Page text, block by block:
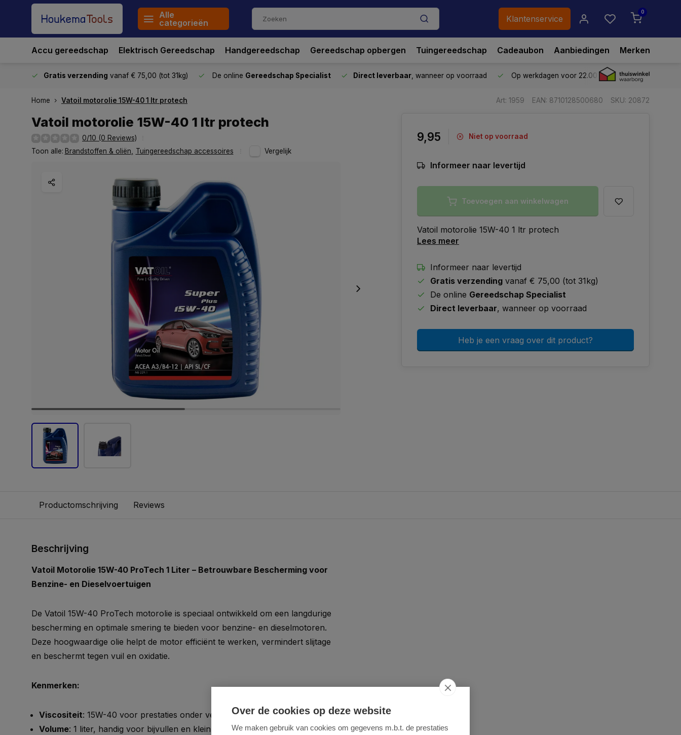
Alle
categorieën
Klantenservice
0
Accu gereedschap Elektrisch Gereedschap Handgereedschap Gereedschap opbergen Tuingereedschap Cadeaubon Aanbiedingen Merken
Gratis verzending vanaf € 75,00 (tot 31kg) De online Gereedschap Specialist Direct leverbaar , wanneer op voorraad Op werkdagen voor 22.00 uur besteld,vandaag
Home Vatoil motorolie 15W-40 1 ltr protech Art: 1959 EAN: 8710128500680 SKU: 20872
Vatoil motorolie 15W-40 1 ltr protech
0/10 (0 Reviews)
Toon alle: Brandstoffen & oliën Tuingereedschap accessoires Vergelijk
9,95 Niet op voorraad
Informeer naar levertijd
Toevoegen aan winkelwagen
Vatoil motorolie 15W-40 1 ltr protech
Lees meer
Informeer naar levertijd
Gratis verzending vanaf € 75,00 (tot 31kg)
De online Gereedschap Specialist
Direct leverbaar, wanneer op voorraad
Heb je een vraag over dit product?
Productomschrijving Reviews
Beschrijving
Vatoil Motorolie 15W-40 ProTech 1 Liter – Betrouwbare Bescherming voor
Benzine- en Dieselvoertuigen
De Vatoil 15W-40 ProTech motorolie is speciaal ontwikkeld om een langdurige
bescherming en optimale smering te bieden voor benzine- en dieselmotoren.
Deze hoogwaardige olie helpt de motor efficiënt te werken, vermindert slijtage
en beschermt tegen vuil en oxidatie.
Kenmerken:
Viscositeit: 15W-40 voor prestaties onder verschillende temperaturen
Volume: 1 liter, handig voor bijvullen en klein gebruik
Over de cookies op deze website
We maken gebruik van cookies om gegevens m.b.t. de prestaties